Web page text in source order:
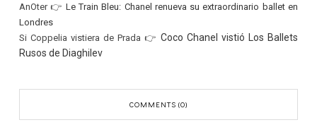
AnOter 👉 Le Train Bleu: Chanel renueva su extraordinario ballet en
Londres
Si Coppelia vistiera de Prada 👉 Coco Chanel vistió Los Ballets
Rusos de Diaghilev
COMMENTS (0)